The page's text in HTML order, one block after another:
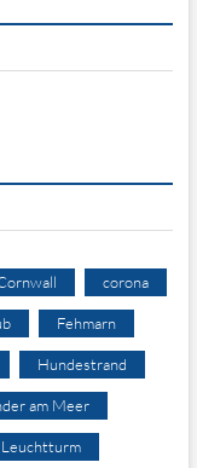
corona
Fehmarn
Hundestrand
am Meer
Leuchtturm